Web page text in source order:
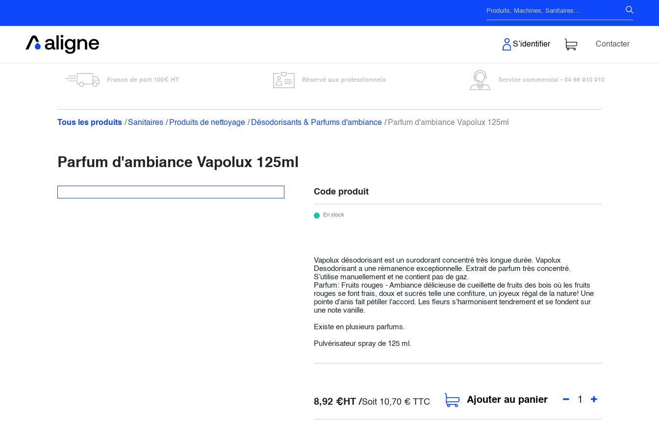
S’identifier Contacter
Franco de port 100€ HT Réservé aux professionnels Service commercial - 04 66 910 910
Tous les produits Sanitaires Produits de nettoyage Désodorisants & Parfums d'ambiance Parfum d'ambiance Vapolux 125ml
Parfum d'ambiance Vapolux 125ml
Code produit
En stock
Vapolux désodorisant est un surodorant concentré très longue durée. Vapolux
Desodorisant a une rémanence exceptionnelle. Extrait de parfum très concentré.
S’utilise manuellement et ne contient pas de gaz.
Parfum: Fruits rouges - Ambiance délicieuse de cueillette de fruits des bois où les fruits
rouges se font frais, doux et sucrés telle une confiture, un joyeux régal de la nature! Une
pointe d'anis fait pétiller l'accord. Les fleurs s'harmonisent tendrement et se fondent sur
une note vanille.
Existe en plusieurs parfums.
Pulvérisateur spray de 125 ml.
8,92€ HT /Soit 10,70€TTC Ajouter au panier